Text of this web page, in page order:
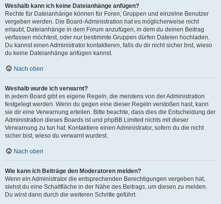
Weshalb kann ich keine Dateianhänge anfügen?
Rechte für Dateianhänge können für Foren, Gruppen und einzelne Benutzer
vergeben werden. Die Board-Administration hat es möglicherweise nicht
erlaubt, Dateianhänge in dem Forum anzufügen, in dem du deinen Beitrag
verfassen möchtest, oder nur bestimmte Gruppen dürfen Dateien hochladen.
Du kannst einen Administrator kontaktieren, falls du dir nicht sicher bist, wieso
du keine Dateianhänge anfügen kannst.
Nach oben
Weshalb wurde ich verwarnt?
In jedem Board gibt es eigene Regeln, die meistens von der Administration
festgelegt werden. Wenn du gegen eine dieser Regeln verstoßen hast, kann
sie dir eine Verwarnung erteilen. Bitte beachte, dass dies die Entscheidung der
Administration dieses Boards ist und phpBB Limited nichts mit dieser
Verwarnung zu tun hat. Kontaktiere einen Administrator, sofern du die nicht
sicher bist, wieso du verwarnt wurdest.
Nach oben
Wie kann ich Beiträge den Moderatoren melden?
Wenn ein Administrator die entsprechenden Berechtigungen vergeben hat,
siehst du eine Schaltfläche in der Nähe des Beitrags, um diesen zu melden.
Du wirst dann durch die weiteren Schritte geführt.